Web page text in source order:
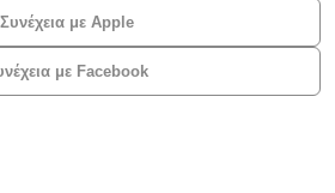
Συνέχεια με Apple
με Facebook